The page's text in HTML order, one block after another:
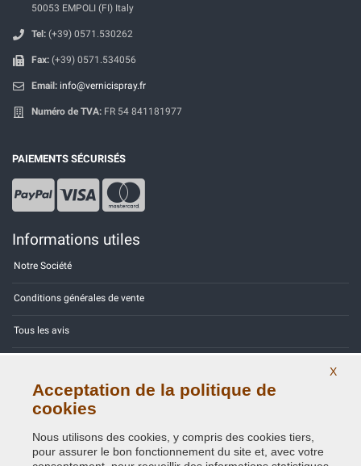
50053 EMPOLI (FI) Italy
Tel: (+39) 0571.530262
Fax: (+39) 0571.534056
Email: info@vernicispray.fr
Numéro de TVA: FR 54 841181977
PAIEMENTS SÉCURISÉS
Informations utiles
Notre Société
Conditions générales de vente
Tous les avis
Contactez-nous
Politique de confidentialité - RGPD
X
Acceptation de la politique de
cookies
Nous utilisons des cookies, y compris des cookies tiers,
pour assurer le bon fonctionnement du site et, avec votre